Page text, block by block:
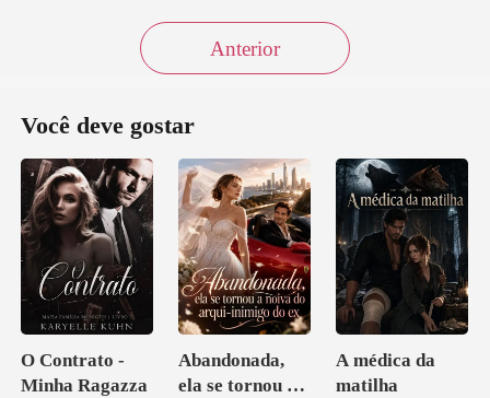
Anterior
Você deve gostar
O Contrato -
Minha Ragazza
Abandonada,
ela se tornou a
A médica da
matilha